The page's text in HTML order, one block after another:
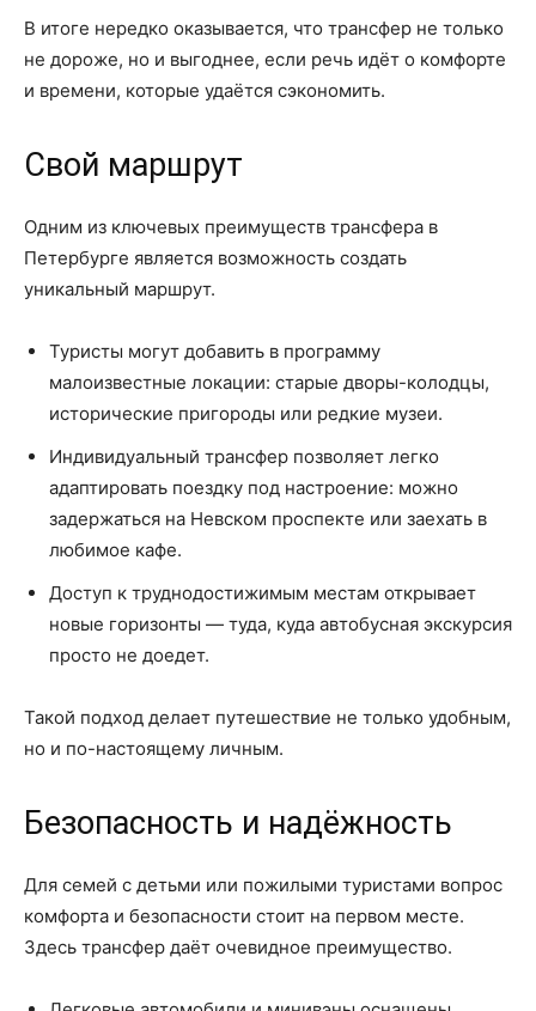
В итоге нередко оказывается, что трансфер не только
не дороже, но и выгоднее, если речь идёт о комфорте
и времени, которые удаётся сэкономить.
Свой маршрут
Одним из ключевых преимуществ трансфера в
Петербурге является возможность создать
уникальный маршрут.
Туристы могут добавить в программу
малоизвестные локации: старые дворы-колодцы,
исторические пригороды или редкие музеи.
Индивидуальный трансфер позволяет легко
адаптировать поездку под настроение: можно
задержаться на Невском проспекте или заехать в
любимое кафе.
Доступ к труднодостижимым местам открывает
новые горизонты — туда, куда автобусная экскурсия
просто не доедет.
Такой подход делает путешествие не только удобным,
но и по-настоящему личным.
Безопасность и надёжность
Для семей с детьми или пожилыми туристами вопрос
комфорта и безопасности стоит на первом месте.
Здесь трансфер даёт очевидное преимущество.